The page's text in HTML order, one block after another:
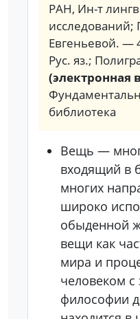
РАН, Ин-т
исследований;
Евгеньевой. —
Рус. яз.;
(электронная
библиотека
Вещь —
входящий в
многих
широко
обыденной
вещи как
мира и
человеком
философии